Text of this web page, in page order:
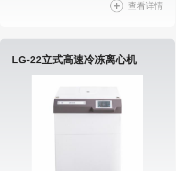
查看详情
LG-22立式高速冷冻离心机